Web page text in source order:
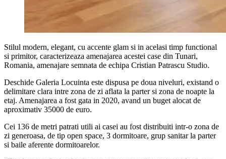
Stilul modern, elegant, cu accente glam si in acelasi timp functional
si primitor, caracterizeaza amenajarea acestei case din Tunari,
Romania, amenajare semnata de echipa Cristian Patrascu Studio.
Deschide Galeria Locuinta este dispusa pe doua niveluri, existand o
delimitare clara intre zona de zi aflata la parter si zona de noapte la
etaj. Amenajarea a fost gata in 2020, avand un buget alocat de
aproximativ 35000 de euro.
Cei 136 de metri patrati utili ai casei au fost distribuiti intr-o zona de
zi generoasa, de tip open space, 3 dormitoare, grup sanitar la parter
si baile aferente dormitoarelor.